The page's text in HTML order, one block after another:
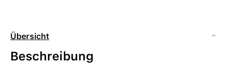
Übersicht
Beschreibung